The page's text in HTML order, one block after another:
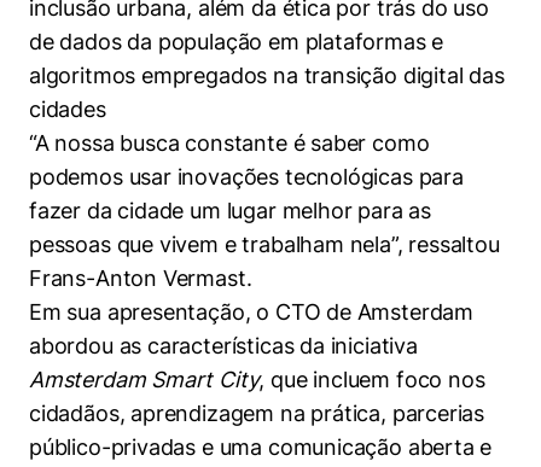
Engenharia Mecatrônica
Economia
Finanças
Negócios
Políticas Públicas
Sustentabilidade
Tecnologia e Dados
inclusão urbana, além da ética por trás do uso
de dados da população em plataformas e
algoritmos empregados na transição digital das
cidades
“A nossa busca constante é saber como
podemos usar inovações tecnológicas para
fazer da cidade um lugar melhor para as
pessoas que vivem e trabalham nela”, ressaltou
Frans-Anton Vermast.
Em sua apresentação, o CTO de Amsterdam
abordou as características da iniciativa
Amsterdam Smart City, que incluem foco nos
cidadãos, aprendizagem na prática, parcerias
público-privadas e uma comunicação aberta e